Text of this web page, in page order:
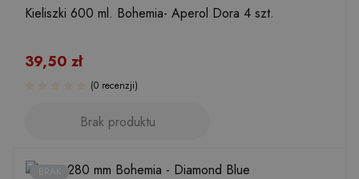
Kieliszki 600 ml. Bohemia- Aperol Dora 4 szt.
39,50 zł
(0 recenzji)
Brak produktu